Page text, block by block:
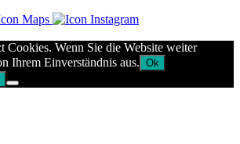
Cookies. Wenn Sie die Website weiter
Ihrem Einverständnis aus. Ok